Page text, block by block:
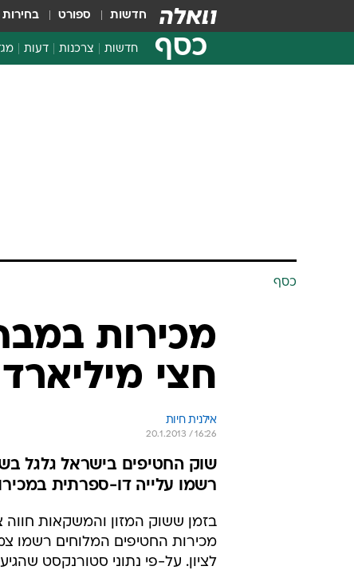
חדשות ספורט בחירות
כסף חדשות צרכנות דעות
כסף
מכירות
חצי
אילנית חיות
20.1.2013 / 16:26
רשמו עלייה דו-ספרתית
בזמן ששוק המזון והמשקאות
מכירות החטיפים המלוחים רשמו
לציון. על-פי נתוני סטורנקסט